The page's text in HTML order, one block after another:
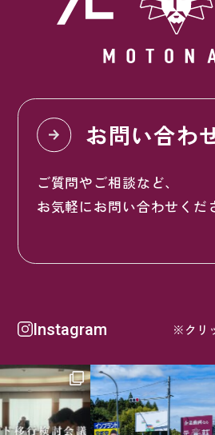
お問い合わ
ご質問やご相談など、
お気軽にお問い合わせくだ
Instagram ※クリ
業訓練校・SH